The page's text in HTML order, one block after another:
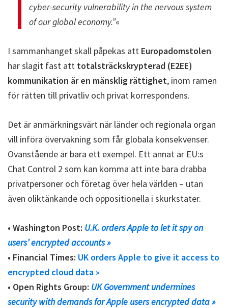
cyber-security vulnerability in the nervous system
of our global economy.”«
I sammanhanget skall påpekas att Europadomstolen
har slagit fast att totalsträckskrypterad (E2EE)
kommunikation är en mänsklig rättighet, inom ramen
för rätten till privatliv och privat korrespondens.
Det är anmärkningsvärt när länder och regionala organ
vill införa övervakning som får globala konsekvenser.
Ovanstående är bara ett exempel. Ett annat är EU:s
Chat Control 2 som kan komma att inte bara drabba
privatpersoner och företag över hela världen – utan
även oliktänkande och oppositionella i skurkstater.
• Washington Post: U.K. orders Apple to let it spy on
users’ encrypted accounts »
• Financial Times: UK orders Apple to give it access to
encrypted cloud data »
• Open Rights Group: UK Government undermines
security with demands for Apple users encrypted data »